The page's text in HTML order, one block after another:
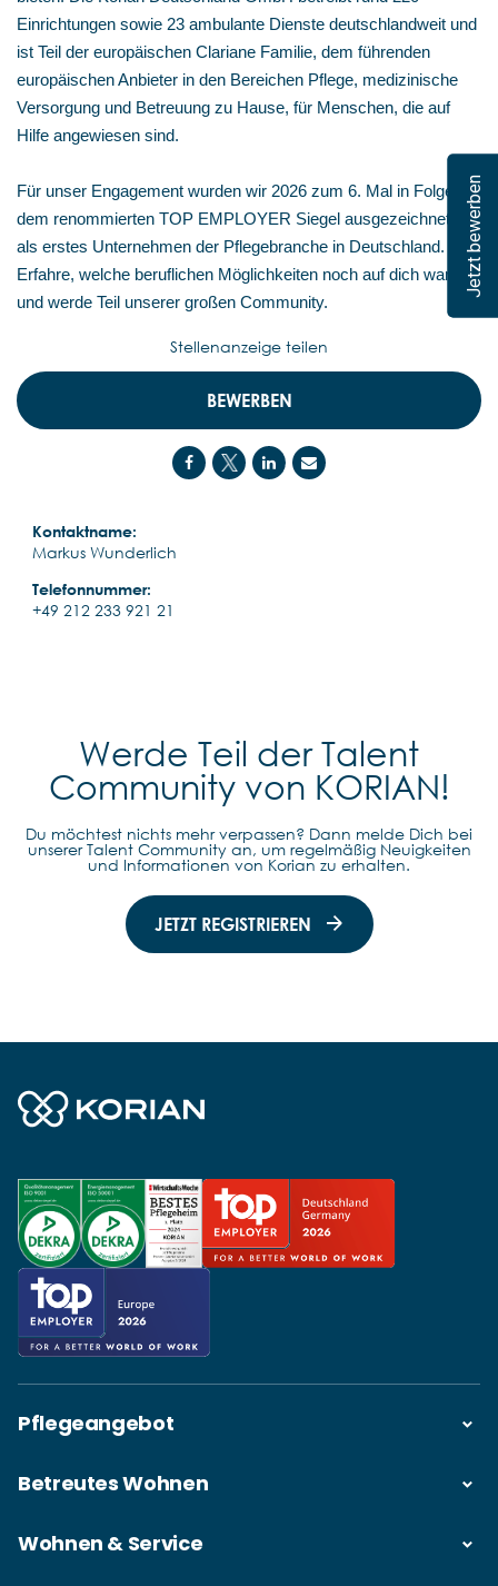
Jetzt bewerben
Einrichtungen sowie 23 ambulante Dienste deutschlandweit und
ist Teil der europäischen Clariane Familie, dem führenden
europäischen Anbieter in den Bereichen Pflege, medizinische
Versorgung und Betreuung zu Hause, für Menschen, die auf
Hilfe angewiesen sind.
Für unser Engagement wurden wir 2026 zum 6. Mal in Folge mit
dem renommierten TOP EMPLOYER Siegel ausgezeichnet –
als erstes Unternehmen der Pflegebranche in Deutschland.
Erfahre, welche beruflichen Möglichkeiten noch auf dich warten,
und werde Teil unserer großen Community.
BEWERBEN
Kontaktname:
Markus Wunderlich
Telefonnummer:
+49 212 233 921 21
Stellenanzeige teilen
Werde Teil der Talent
Community von KORIAN!
Du möchtest nichts mehr verpassen? Dann melde Dich bei
unserer Talent Community an, um regelmäßig Neuigkeiten
und Informationen von Korian zu erhalten.
JETZT REGISTRIEREN
Pflegeangebot
Betreutes Wohnen
Wohnen & Service